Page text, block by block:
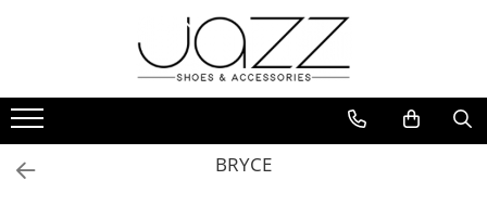
Pantofi cu toc
Pantofi flats
Sport couture
BRYCE